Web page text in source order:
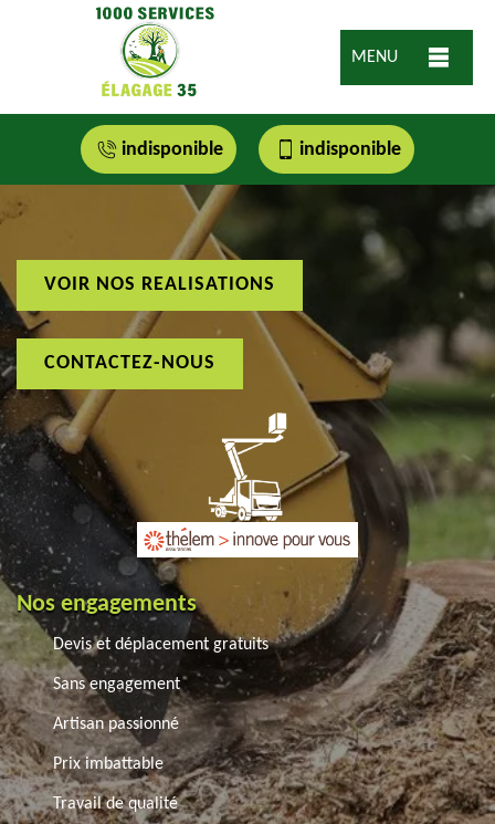
MENU
indisponible indisponible
VOIR NOS REALISATIONS
CONTACTEZ-NOUS
Nos engagements
Devis et déplacement gratuits
Sans engagement
Artisan passionné
Prix imbattable
Travail de qualité